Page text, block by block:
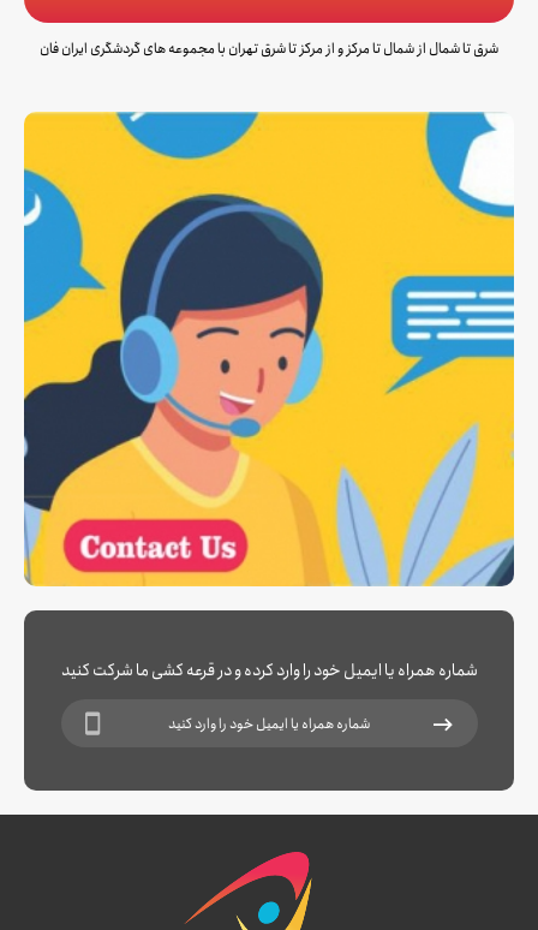
شرق تا شمال از شمال تا مرکز و از مرکز تا شرق تهران با مجموعه های گردشگری ایران فان
شماره همراه یا ایمیل خود را وارد کرده و در قرعه کشی ما شرکت کنید